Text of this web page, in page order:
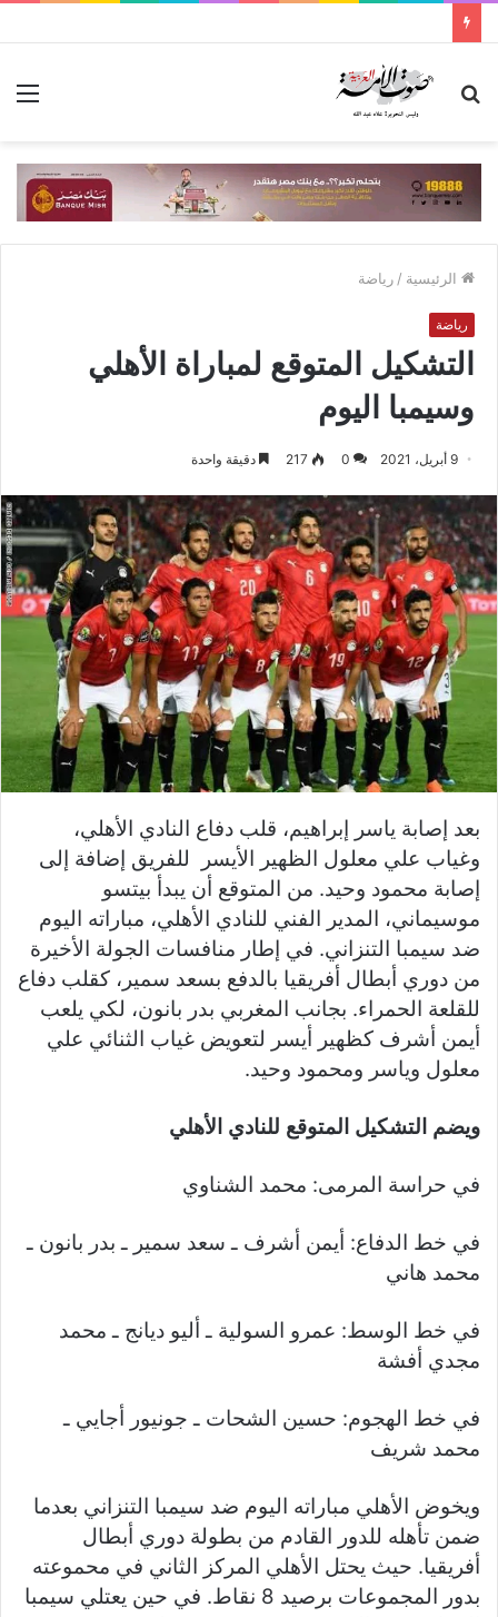
بحث
الرئيسية / رياضة
رياضة
التشكيل المتوقع لمباراة الأهلي
وسيمبا اليوم
9 أبريل، 2021 0
217 دقيقة واحدة
بعد إصابة ياسر إبراهيم، قلب دفاع النادي الأهلي،
وغياب علي معلول الظهير الأيسر للفريق إضافة إلى
إصابة محمود وحيد. من المتوقع أن يبدأ بيتسو
موسيماني، المدير الفني للنادي الأهلي، مباراته اليوم
ضد سيمبا التنزاني. في إطار منافسات الجولة الأخيرة
من دوري أبطال أفريقيا بالدفع بسعد سمير، كقلب دفاع
للقلعة الحمراء. بجانب المغربي بدر بانون، لكي يلعب
أيمن أشرف كظهير أيسر لتعويض غياب الثنائي علي
معلول وياسر ومحمود وحيد.
ويضم التشكيل المتوقع للنادي الأهلي
في حراسة المرمى: محمد الشناوي
في خط الدفاع: أيمن أشرف ـ سعد سمير ـ بدر بانون ـ
محمد هاني
في خط الوسط: عمرو السولية ـ أليو ديانج ـ محمد
مجدي أفشة
في خط الهجوم: حسين الشحات ـ جونيور أجايي ـ
محمد شريف
ويخوض الأهلي مباراته اليوم ضد سيمبا التنزاني بعدما
ضمن تأهله للدور القادم من بطولة دوري أبطال
أفريقيا. حيث يحتل الأهلي المركز الثاني في محموعته
بدور المجموعات برصيد 8 نقاط. في حين
يعتلي سيمبا